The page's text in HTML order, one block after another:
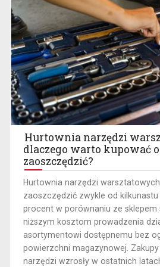
Hurtownia narzędzi
dlaczego warto kupować
zaoszczędzić?
​Hurtownia narzędzi
zaoszczędzić zwykle od
procent w porównaniu ze sklepem
niższym kosztom prowadzenia
asortymentowi dostępnemu bez
powierzchni magazynowej.
narzędzi wzrosły w ostatnich